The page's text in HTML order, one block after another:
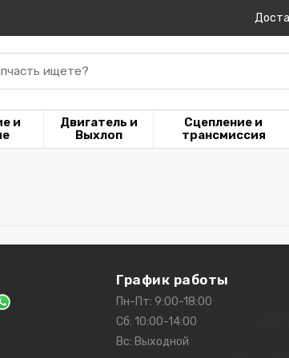
ищете?
и
Двигатель и
Выхлоп
Сцепление и
трансмиссия
График работы
Пн-Пт: 9:00-18:00
Сб: 10:00-14:00
Вс: Выходной